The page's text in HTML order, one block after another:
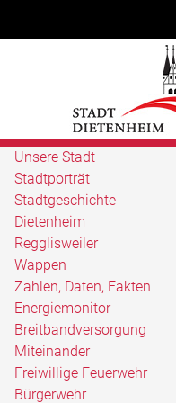
Unsere Stadt
Stadtporträt
Stadtgeschichte
Dietenheim
Regglisweiler
Wappen
Zahlen, Daten, Fakten
Energiemonitor
Breitbandversorgung
Miteinander
Freiwillige Feuerwehr
Bürgerwehr